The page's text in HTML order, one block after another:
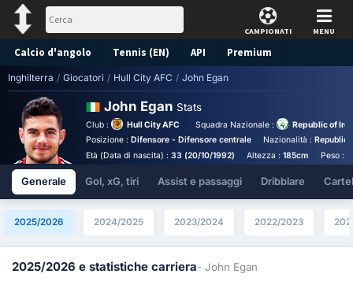
CAMPIONATI MENU
Calcio d'angolo Tennis (EN) API Premium
Pronostico
Inghilterra / Giocatori / Hull City AFC / John Egan
John Egan Stats
Club : Hull City AFC Squadra Nazionale :
Republic of
Posizione : Difensore - Difensore centrale Nazionalità :Republic
Età (Data di nascita) : 33 (20/10/1992) Altezza :185cm Peso :
Generale Gol, xG, tiri Assist e passaggi Dribblare
2025/2026 2024/2025 2023/2024 2022/2023
2025/2026 e statistiche carriera- John Egan